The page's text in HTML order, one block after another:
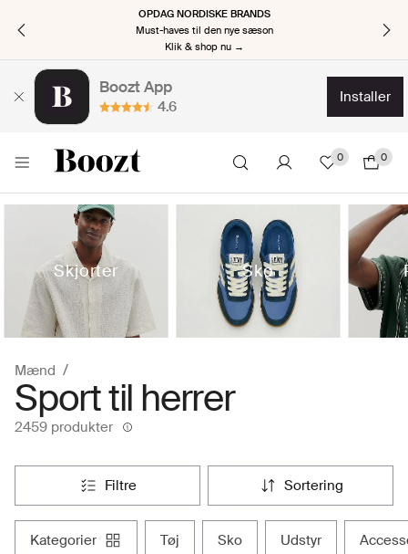
OPDAG NORDISKE BRANDS
Must-haves til den nye sæson
Klik & shop nu →
Boozt App
4.6
installer
0 0
Skjorter Sko
Mænd
Sport til herrer
2459 produkter
filtre sortering
kategorier tøj sko udstyr